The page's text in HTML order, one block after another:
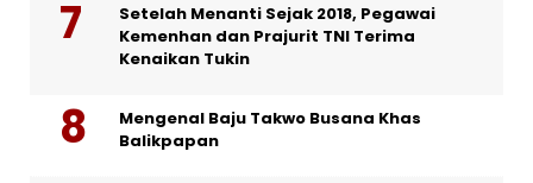
Setelah Menanti Sejak 2018, Pegawai
Kemenhan dan Prajurit TNI Terima
Kenaikan Tukin
Mengenal Baju Takwo Busana Khas
Balikpapan